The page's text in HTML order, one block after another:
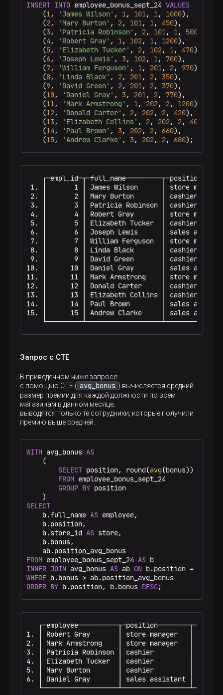
INSERT INTO employee_bonus_sept_24 VALUES
    (
1, 'James Wilson' , 1, 101, 1, 1000),
    (
2, 'Mary Burton' , 2, 101, 1, 450),
    (
3, 'Patricia Robinson' , 2, 101, 1, 500
    (
4 , 'Robert Gray' , 1, 102, 1, 1200),
    (
5, 'Elizabeth Tucker' , 2, 102, 1, 470),
    (
6, 'Joseph Lewis' , 3, 102, 1, 700),
    (
7, 'William Ferguson' , 1, 201, 2, 970),
    (
8, 'Linda Black' , 2, 201, 2, 350),
    (
9, 'David Green' , 2, 201, 2, 370),
    (
10, 'Daniel Gray' , 3, 201, 2, 770),
    (
11, 'Mark Armstrong' , 1, 202, 2, 1200),
    (
12, 'Donald Carter' , 2, 202, 2, 420),
    (
13, 'Elizabeth Collins' , 2, 202, 2, 400
    (
14 , 'Paul Brown' , 3, 202, 2, 660),
    (
15, 'Andrew Clarke' , 3, 202, 2, 680);
1. │       1 │ James Wilson      │ store
2. │       2 │ Mary Burton       │ cashier
3. │       3 │ Patricia Robinson │ cashier
4. │       4 │ Robert Gray       │ store
5. │       5 │ Elizabeth Tucker  │ cashier
6. │       6 │ Joseph Lewis      │ sales
7. │       7 │ William Ferguson  │ store
8. │       8 │ Linda Black       │ cashier
9. │       9 │ David Green       │ cashier
10. │      10 │ Daniel Gray       │ sales
11. │      11 │ Mark Armstrong    │ store
12. │      12 │ Donald Carter     │ cashier
13. │      13 │ Elizabeth Collins │ cashier
14. │      14 │ Paul Brown        │ sales
15. │      15 │ Andrew Clarke     │ sales
Запрос с CTE
В приведенном ниже запросе:
с помощью CTE ( avg_bonus ) вычисляется средний
размер премии для каждой должности по всем
магазинам в данном месяце;
выводятся только те сотрудники, которые получили
премию выше средней.
WITH avg_bonus AS
    (
SELECT position, round(avg(bonus))
FROM employee_bonus_sept_24
GROUP BY position
SELECT
    b.full_name
AS employee,
    b.position,
    b.store_id
AS store,
    b.bonus,
FROM employee_bonus_sept_24 AS
INNER JOIN avg_bonus AS ab ON b.position =
WHERE b.bonus >
ORDER BY b.position, b.bonus DESC;
1. │ Robert Gray       │ store manager   │
2. │ Mark Armstrong    │ store manager   │
3. │ Patricia Robinson │ cashier         │
4. │ Elizabeth Tucker  │ cashier         │
5. │ Mary Burton       │ cashier         │
6. │ Daniel Gray       │ sales assistant │